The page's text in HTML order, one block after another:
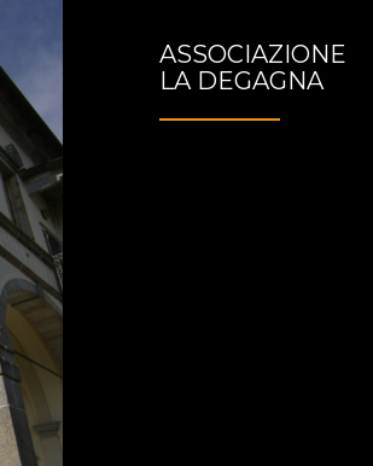
ASSOCIAZIONE
LA DEGAGNA